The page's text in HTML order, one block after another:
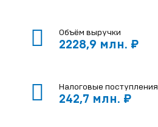
Объём выручки
2228,9 млн. ₽
Налоговые поступления
242,7 млн. ₽